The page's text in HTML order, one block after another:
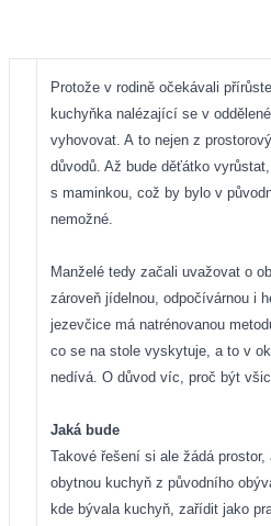
Protože v rodině očekávali
kuchyňka nalézající se v
vyhovovat. A to nejen z
důvodů. Až bude děťátko
s maminkou, což by bylo v
nemožné.
Manželé tedy začali uvažovat o
zároveň jídelnou, odpočívárnou i
jezevčice má natrénovanou
co se na stole vyskytuje, a to v
nedívá. O důvod víc, proč být
Jaká bude
Takové řešení si ale žádá
obytnou kuchyň z původního
kde bývala kuchyň, zařídit jako